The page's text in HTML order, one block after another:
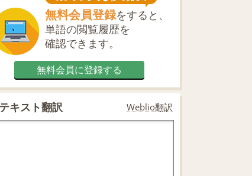
無料会員登録をすると、
単語の閲覧履歴を
確認できます。
無料会員に登録する
テキスト翻訳 Weblio翻訳